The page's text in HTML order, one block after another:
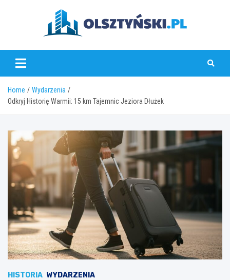
olsztynski.pl
Home
Wydarzenia
Odkryj Historię Warmii: 15 km Tajemnic Jeziora Dłużek
HISTORIA WYDARZENIA